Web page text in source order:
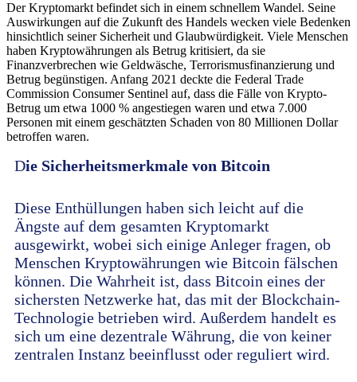
Der Kryptomarkt befindet sich in einem schnellem Wandel. Seine
Auswirkungen auf die Zukunft des Handels wecken viele Bedenken
hinsichtlich seiner Sicherheit und Glaubwürdigkeit. Viele Menschen
haben Kryptowährungen als Betrug kritisiert, da sie
Finanzverbrechen wie Geldwäsche, Terrorismusfinanzierung und
Betrug begünstigen. Anfang 2021 deckte die Federal Trade
Commission Consumer Sentinel auf, dass die Fälle von Krypto-
Betrug um etwa 1000 % angestiegen waren und etwa 7.000
Personen mit einem geschätzten Schaden von 80 Millionen Dollar
betroffen waren.
Die Sicherheitsmerkmale von Bitcoin
Diese Enthüllungen haben sich leicht auf die
Ängste auf dem gesamten Kryptomarkt
ausgewirkt, wobei sich einige Anleger fragen, ob
Menschen Kryptowährungen wie Bitcoin fälschen
können. Die Wahrheit ist, dass Bitcoin eines der
sichersten Netzwerke hat, das mit der Blockchain-
Technologie betrieben wird. Außerdem handelt es
sich um eine dezentrale Währung, die von keiner
zentralen Instanz beeinflusst oder reguliert wird.